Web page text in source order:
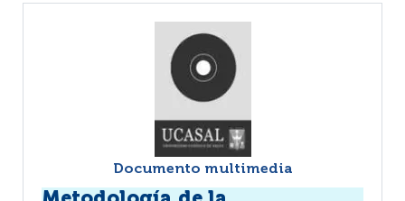
Documento multimedia